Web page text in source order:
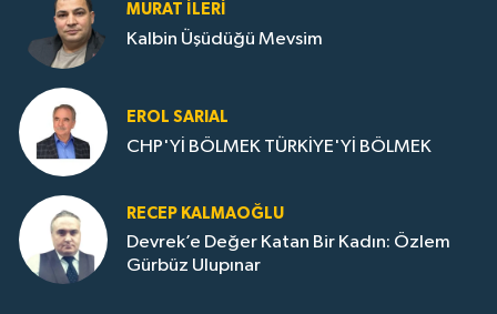
MURAT İLERI
Kalbin Üşüdüğü Mevsim
EROL SARIAL
CHP'Yİ BÖLMEK TÜRKİYE'Yİ BÖLMEK
RECEP KALMAOĞLU
Devrek’e Değer Katan Bir Kadın: Özlem
Gürbüz Ulupınar